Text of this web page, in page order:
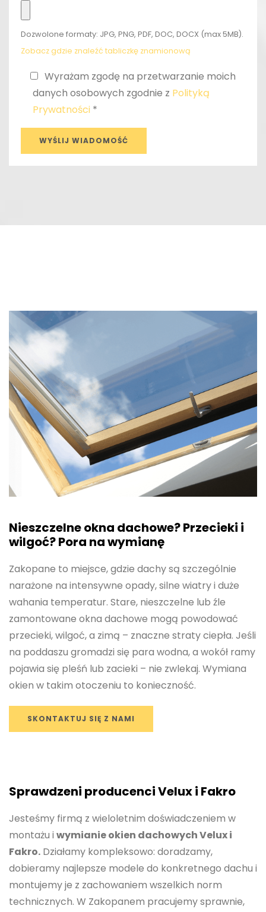
Dozwolone formaty: JPG, PNG, PDF, DOC, DOCX (max 5MB).
Zobacz gdzie znaleźć tabliczkę znamionową
Wyrażam zgodę na przetwarzanie moich
danych osobowych zgodnie z Polityką
Prywatności *
Nieszczelne okna dachowe? Przecieki i
wilgoć? Pora na wymianę
Zakopane to miejsce, gdzie dachy są szczególnie
narażone na intensywne opady, silne wiatry i duże
wahania temperatur. Stare, nieszczelne lub źle
zamontowane okna dachowe mogą powodować
przecieki, wilgoć, a zimą – znaczne straty ciepła. Jeśli
na poddaszu gromadzi się para wodna, a wokół ramy
pojawia się pleśń lub zacieki – nie zwlekaj. Wymiana
okien w takim otoczeniu to konieczność.
SKONTAKTUJ SIĘ Z NAMI
Sprawdzeni producenci Velux i Fakro
Jesteśmy firmą z wieloletnim doświadczeniem w
montażu i wymianie okien dachowych Velux i
Fakro. Działamy kompleksowo: doradzamy,
dobieramy najlepsze modele do konkretnego dachu i
montujemy je z zachowaniem wszelkich norm
technicznych. W Zakopanem pracujemy sprawnie,